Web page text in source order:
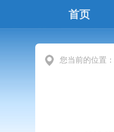
首页
您当前的位置：